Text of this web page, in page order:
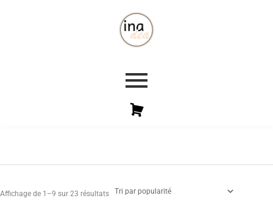
Affichage de 1–9 sur 23 résultats
par